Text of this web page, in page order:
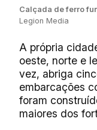
Calçada de ferro
Legion Media
A própria
oeste, norte e
vez, abriga
embarcações
foram
maiores dos